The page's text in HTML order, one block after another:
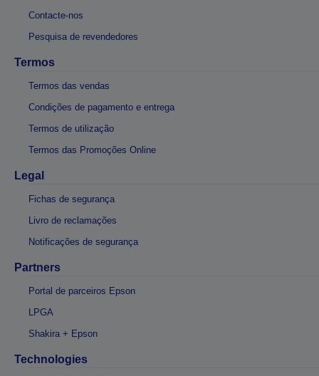
Contacte-nos
Pesquisa de revendedores
Termos
Termos das vendas
Condições de pagamento e entrega
Termos de utilização
Termos das Promoções Online
Legal
Fichas de segurança
Livro de reclamações
Notificações de segurança
Partners
Portal de parceiros Epson
LPGA
Shakira + Epson
Technologies